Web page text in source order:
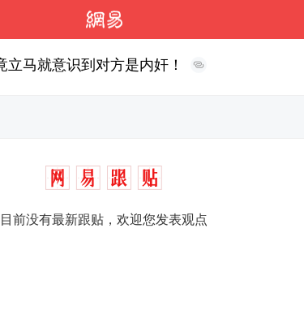
马就意识到对方是内奸！
目前没有最新跟贴，欢迎您发表观点